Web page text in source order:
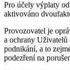
Pro účely výplaty
aktivováno
Provozovatel je
a ochrany
podnikání, a to
podezření na